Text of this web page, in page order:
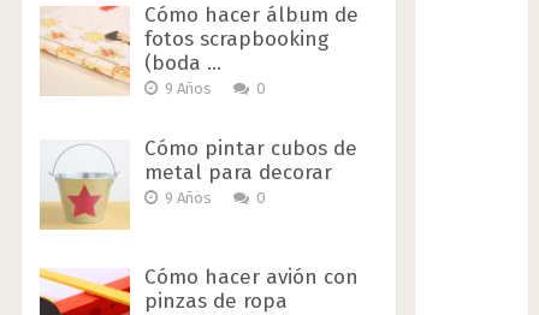
Cómo hacer álbum de
fotos scrapbooking
(boda …
9 Años 0
Cómo pintar cubos de
metal para decorar
9 Años 0
Cómo hacer avión con
pinzas de ropa